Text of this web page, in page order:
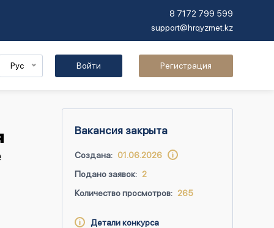
8 7172 799 599
support@hrqyzmet.kz
Рус Войти Регистрация
Вакансия закрыта
Создана: 01.06.2026
Подано заявок: 2
Количество просмотров: 265
Детали конкурса